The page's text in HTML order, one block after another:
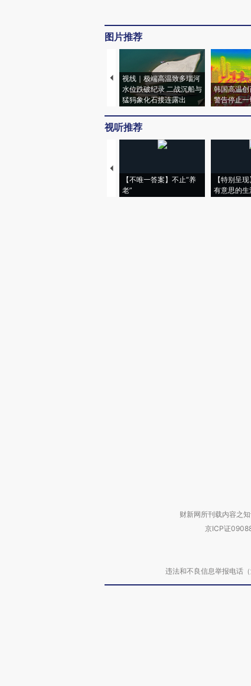
图片推荐
视线｜极端高温致多瑙河
水位跌破纪录 二战沉船与
猛犸象化石接连露出
韩国高温创
警告停止
视听推荐
【不唯一答案】不止“养
老”
【特别呈
有意思的生
财新网所刊载内容之
京ICP证
违法和不良信息举报电话